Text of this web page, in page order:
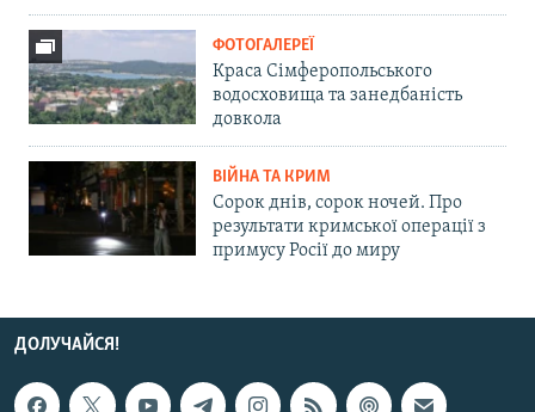
ФОТОГАЛЕРЕЇ
Краса Сімферопольського
водосховища та занедбаність
довкола
ВІЙНА ТА КРИМ
Сорок днів, сорок ночей. Про
результати кримської операції з
примусу Росії до миру
ДОЛУЧАЙСЯ!